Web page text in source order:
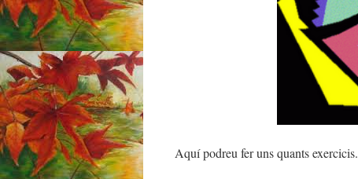
Aquí podreu fer uns quants exercicis.